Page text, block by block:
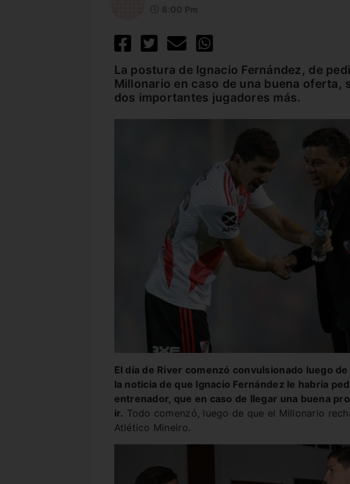
La postura de Ignacio Fernández, de
Millonario en caso de una buena oferta,
dos importantes jugadores más.
El día de River comenzó convulsionado luego
la noticia de que Ignacio Fernández le habría
entrenador, que en caso de llegar una buena
ir. Todo comenzó, luego de que el Millonario
Atlético Mineiro.